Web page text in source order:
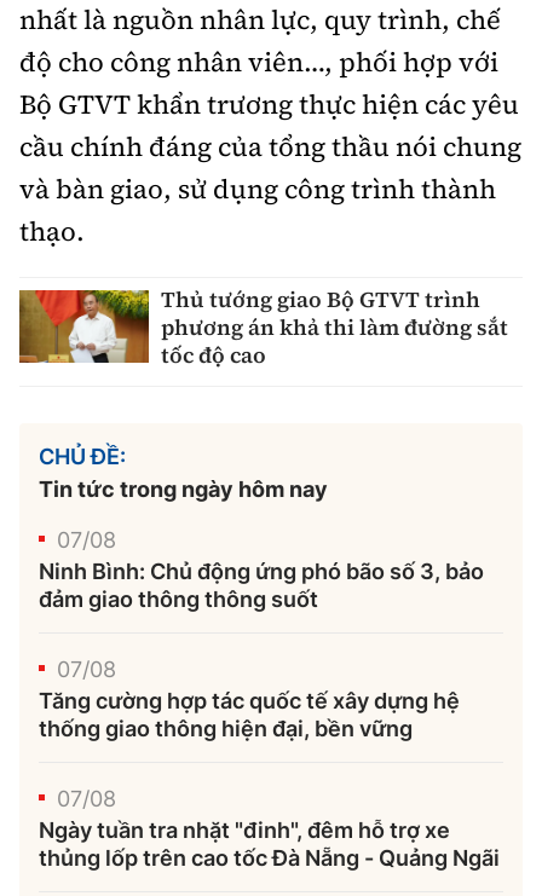
nhất là nguồn nhân lực, quy trình, chế
độ cho công nhân viên…, phối hợp với
Bộ GTVT khẩn trương thực hiện các yêu
cầu chính đáng của tổng thầu nói chung
và bàn giao, sử dụng công trình thành
thạo.
Thủ tướng giao Bộ GTVT trình
phương án khả thi làm đường sắt
tốc độ cao
CHỦ ĐỀ:
Tin tức trong ngày hôm nay
07/08
Ninh Bình: Chủ động ứng phó bão số 3, bảo
đảm giao thông thông suốt
07/08
Tăng cường hợp tác quốc tế xây dựng hệ
thống giao thông hiện đại, bền vững
07/08
Ngày tuần tra nhặt "đinh", đêm hỗ trợ xe
thủng lốp trên cao tốc Đà Nẵng - Quảng Ngãi